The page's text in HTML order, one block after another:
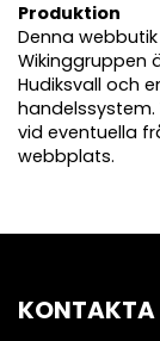
Produktion
Denna
Wikinggruppen
Hudiksvall och
vid eventuella
webbplats.
KONTAKTA